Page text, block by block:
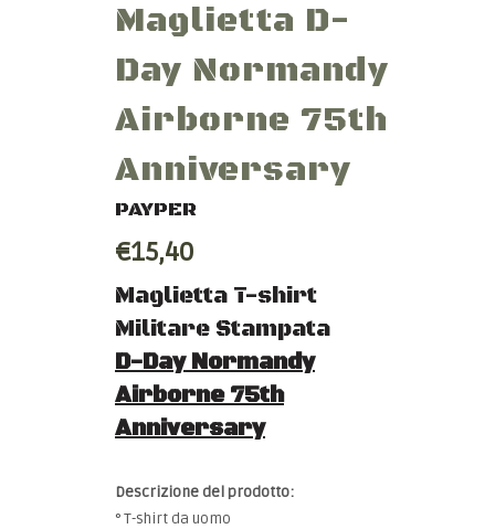
Maglietta D-
Day Normandy
Airborne 75th
Anniversary
PAYPER
€15,40
Maglietta T-shirt
Militare Stampata
D-Day Normandy
Airborne 75th
Anniversary
Descrizione del prodotto:
° T-shirt da uomo